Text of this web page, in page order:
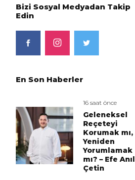
Bizi Sosyal Medyadan Takip
Edin
En Son Haberler
16 saat önce
Geleneksel
Reçeteyi
Korumak mı,
Yeniden
Yorumlamak
mı? – Efe Anıl
Çetin